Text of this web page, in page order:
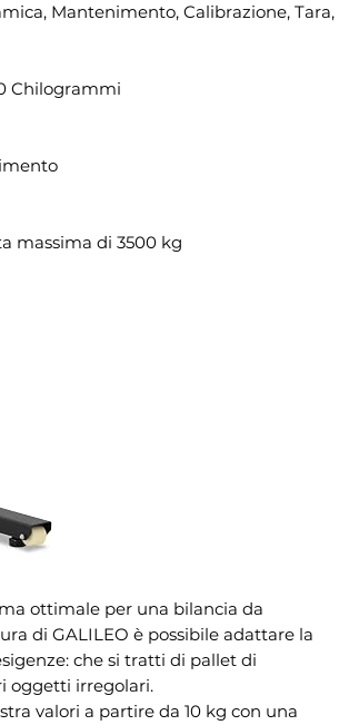
Mantenimento, Calibrazione, Tara,
Chilogrammi
massima di 3500 kg
ottimale per una bilancia da
di GALILEO è possibile adattare la
che si tratti di pallet di
oggetti irregolari.
valori a partire da 10 kg con una